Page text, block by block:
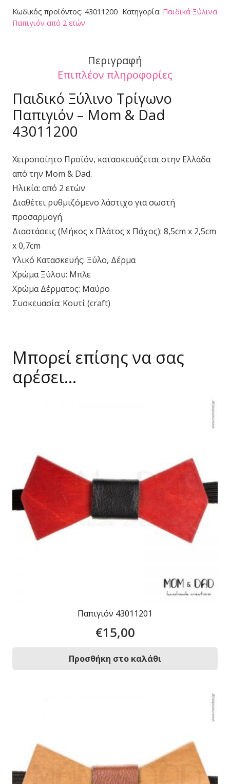
ποσότητα
Κωδικός προϊόντος: 43011200 Κατηγορία: Παιδικά Ξύλινα
Παπιγιόν από 2 ετών
Περιγραφή
Επιπλέον πληροφορίες
Παιδικό Ξύλινο Τρίγωνο
Παπιγιόν – Mom & Dad
43011200
Χειροποίητο Προϊόν, κατασκευάζεται στην Ελλάδα
από την Mom & Dad.
Ηλικία: από 2 ετών
Διαθέτει ρυθμιζόμενο λάστιχο για σωστή
προσαρμογή.
Διαστάσεις (Μήκος x Πλάτος x Πάχος): 8,5cm x 2,5cm
x 0,7cm
Υλικό Κατασκευής: Ξύλο, Δέρμα
Χρώμα Ξύλου: Μπλε
Χρώμα Δέρματος: Μαύρο
Συσκευασία: Κουτί (craft)
Μπορεί επίσης να σας
αρέσει…
Παπιγιόν 43011201
€15,00
Προσθήκη στο καλάθι